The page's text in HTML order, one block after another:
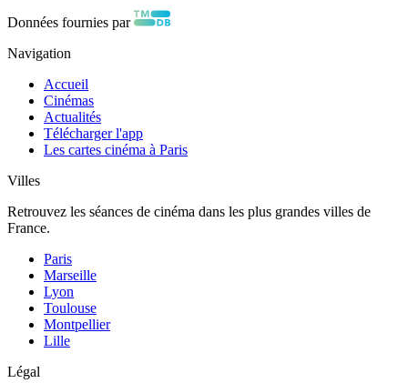
Données fournies par
Navigation
Accueil
Cinémas
Actualités
Télécharger l'app
Les cartes cinéma à Paris
Villes
Retrouvez les séances de cinéma dans les plus grandes villes de
France.
Paris
Marseille
Lyon
Toulouse
Montpellier
Lille
Légal